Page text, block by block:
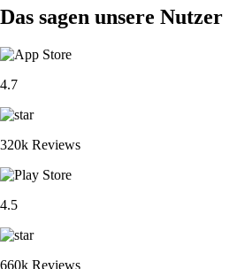
Das sagen unsere Nutzer
4.7
320k Reviews
4.5
660k Reviews